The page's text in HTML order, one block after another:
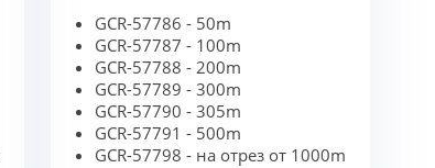
GCR-57786 - 50m
GCR-57787 - 100m
GCR-57788 - 200m
GCR-57789 - 300m
GCR-57790 - 305m
GCR-57791 - 500m
GCR-57798 - на отрез от 1000m